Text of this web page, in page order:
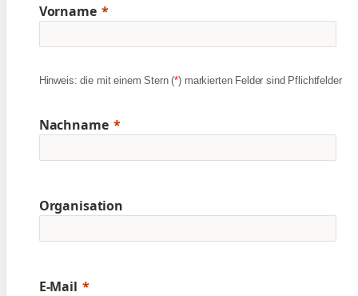
Vorname
Hinweis: die mit einem Stern (*) markierten Felder sind Pflichtfelder
Nachname
Organisation
E-Mail